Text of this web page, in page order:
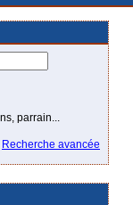
parrain...
Recherche avancée